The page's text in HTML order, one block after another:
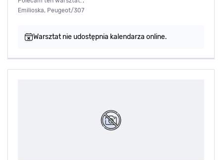
Emilioska, Peugeot/307
Warsztat nie udostępnia kalendarza online.